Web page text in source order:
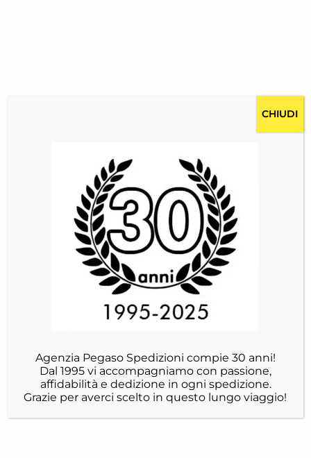
Agenzia Pegaso Spedizioni compie 30 anni!
Dal 1995 vi accompagniamo con passione,
affidabilità e dedizione in ogni spedizione.
Grazie per averci scelto in questo lungo viaggio!
CHIUDI